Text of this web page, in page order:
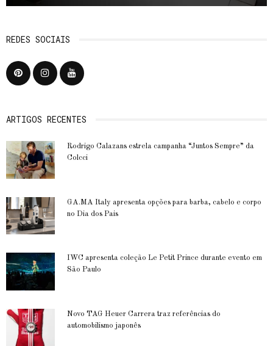
REDES SOCIAIS
ARTIGOS RECENTES
Rodrigo Calazans estrela campanha “Juntos Sempre” da
Colcci
GA.MA Italy apresenta opções para barba, cabelo e corpo
no Dia dos Pais
IWC apresenta coleção Le Petit Prince durante evento em
São Paulo
Novo TAG Heuer Carrera traz referências do
automobilismo japonês